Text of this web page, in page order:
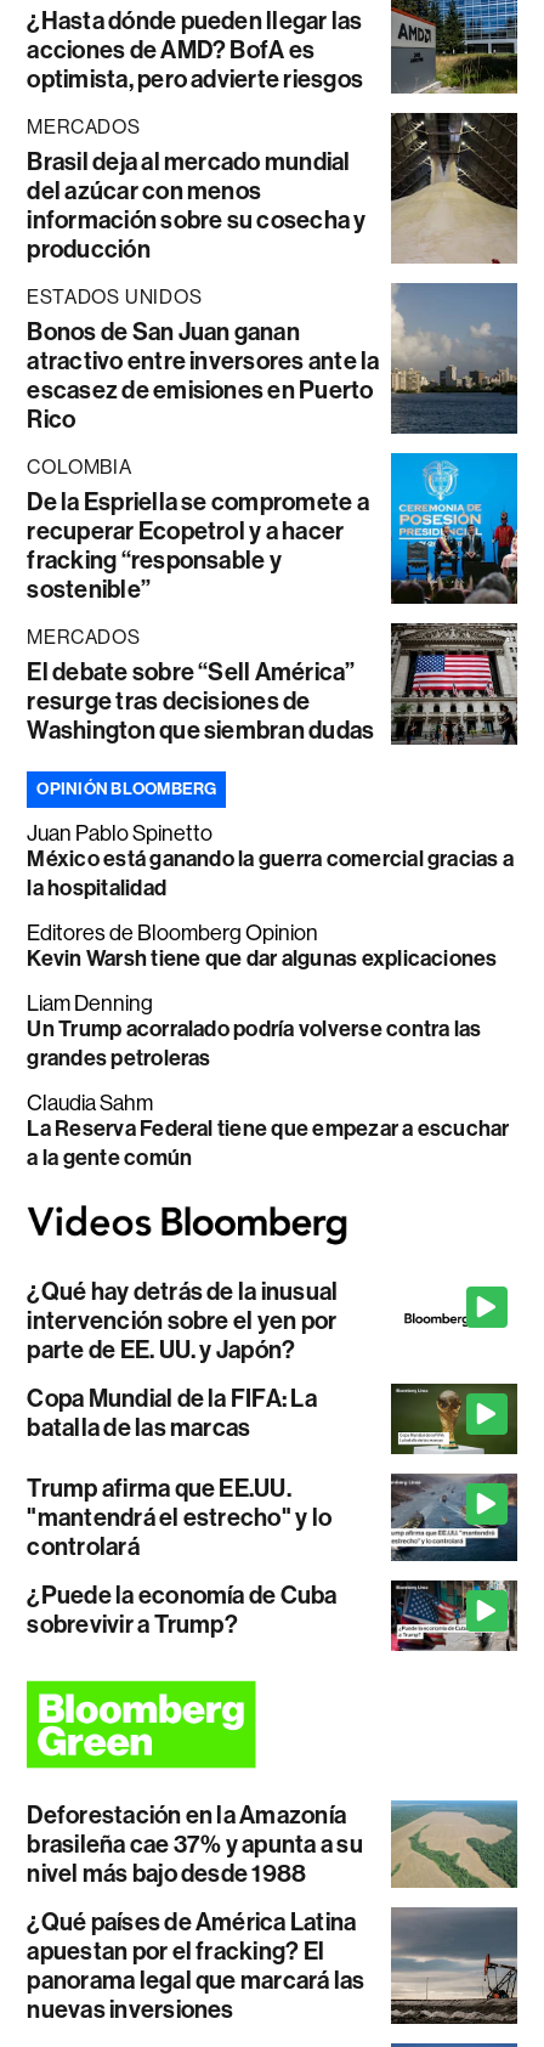
¿Hasta dónde pueden llegar las
acciones de AMD? BofA es
optimista, pero advierte riesgos
MERCADOS
Brasil deja al mercado mundial
del azúcar con menos
información sobre su cosecha y
producción
ESTADOS UNIDOS
Bonos de San Juan ganan
atractivo entre inversores ante la
escasez de emisiones en Puerto
Rico
COLOMBIA
De la Espriella se compromete a
recuperar Ecopetrol y a hacer
fracking “responsable y
sostenible”
MERCADOS
El debate sobre “Sell América”
resurge tras decisiones de
Washington que siembran dudas
OPINIÓN BLOOMBERG
Juan Pablo Spinetto
México está ganando la guerra comercial gracias a
la hospitalidad
Editores de Bloomberg Opinion
Kevin Warsh tiene que dar algunas explicaciones
Liam Denning
Un Trump acorralado podría volverse contra las
grandes petroleras
Claudia Sahm
La Reserva Federal tiene que empezar a escuchar
a la gente común
¿Qué hay detrás de la inusual
intervención sobre el yen por
parte de EE. UU. y Japón?
Copa Mundial de la FIFA: La
batalla de las marcas
Trump afirma que EE.UU.
"mantendrá el estrecho" y lo
controlará
¿Puede la economía de Cuba
sobrevivir a Trump?
Deforestación en la Amazonía
brasileña cae 37% y apunta a su
nivel más bajo desde 1988
¿Qué países de América Latina
apuestan por el fracking? El
panorama legal que marcará las
nuevas inversiones